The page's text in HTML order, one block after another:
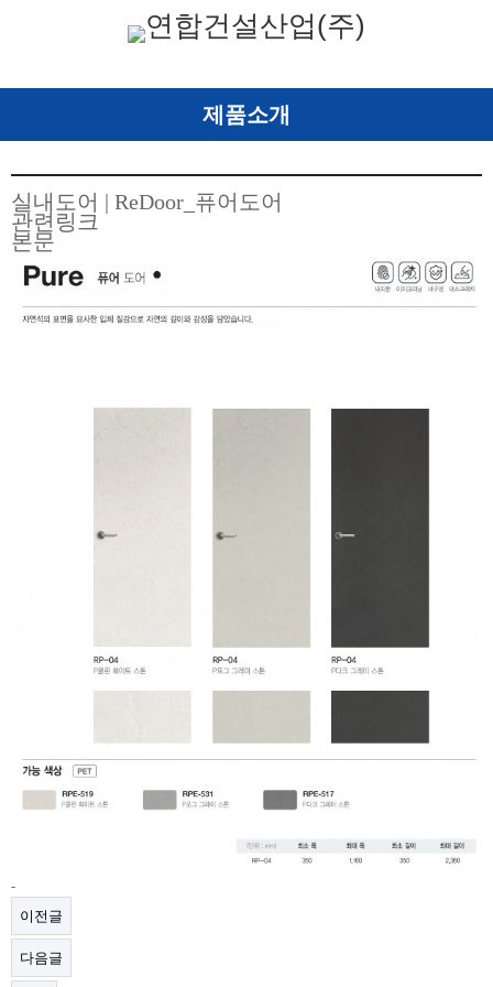
제품소개
실내도어 | ReDoor_퓨어도어
관련링크
본문
-
이전글
다음글